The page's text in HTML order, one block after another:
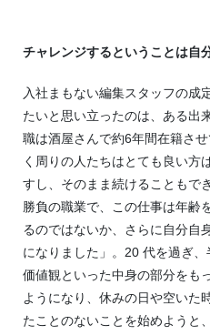
チャレンジするということは自
入社まもない編集スタッフの成
たいと思い立ったのは、ある出
職は酒屋さんで約6年間在籍さ
く周りの人たちはとても良い方
すし、そのまま続けることもで
勝負の職業で、この仕事は年齢
るのではないか、さらに自分自
になりました」。20 代を過ぎ
価値観といった中身の部分をも
ようになり、休みの日や空いた
たことのないことを始めようと